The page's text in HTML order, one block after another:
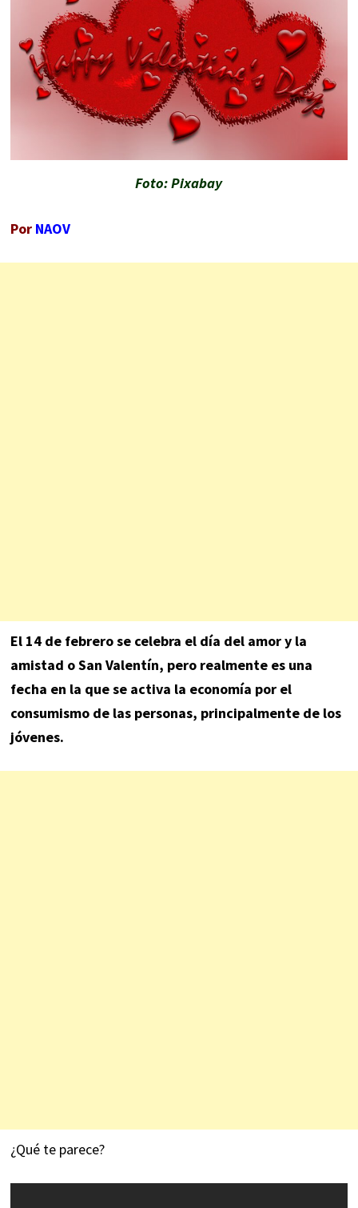
Foto: Pixabay
Por NAOV
El 14 de febrero se celebra el día del amor y la
amistad o San Valentín, pero realmente es una
fecha en la que se activa la economía por el
consumismo de las personas, principalmente de los
jóvenes.
¿Qué te parece?